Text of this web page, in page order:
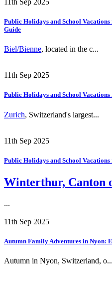
Public Holidays and School
Guide
Biel/Bienne, located in the c...
11th Sep 2025
Public Holidays and School
Zurich, Switzerland's largest...
11th Sep 2025
Public Holidays and School
Winterthur, Canton
...
11th Sep 2025
Autumn Family Adventures in Nyon:
Autumn in Nyon, Switzerland, o...